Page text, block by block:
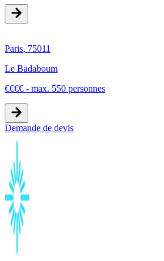
Paris, 75011
Le Badaboum
€€€€ - max. 550 personnes
Demande de devis